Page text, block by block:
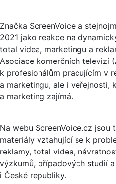
Značka ScreenVoice a
2021 jako reakce na
total videa, marketingu a
Asociace komerčních televizí
k profesionálům pracujícím v
a marketingu, ale i veřejnosti,
a marketing zajímá.
Na webu ScreenVoice.cz
materiály vztahující se k
reklamy, total videa,
výzkumů, případových studií
i České republiky.